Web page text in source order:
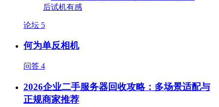
论坛 5
何为单反相机
问答 4
2026企业二手服务器回收攻略：多场景适配与
正规商家推荐